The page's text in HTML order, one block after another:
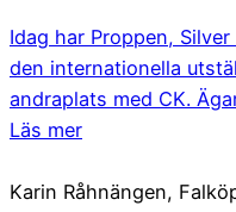
Idag har Proppen,
den internationella
andraplats med CK.
Läs mer
Karin Råhnängen,